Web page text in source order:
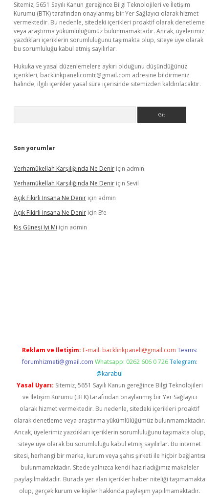
Sitemiz, 5651 Sayılı Kanun gereğince Bilgi Teknolojileri ve İletişim
Kurumu (BTK) tarafından onaylanmış bir Yer Sağlayıcı olarak hizmet
vermektedir. Bu nedenle, sitedeki içerikleri proaktif olarak denetleme
veya araştırma yükümlülüğümüz bulunmamaktadır. Ancak, üyelerimiz
yazdıkları içeriklerin sorumluluğunu taşımakta olup, siteye üye olarak
bu sorumluluğu kabul etmiş sayılırlar.
Hukuka ve yasal düzenlemelere aykırı olduğunu düşündüğünüz
içerikleri, backlinkpanelicomtr@gmail.com adresine bildirmeniz
halinde, ilgili içerikler yasal süre içerisinde sitemizden kaldırılacaktır.
Son yorumlar
Yerhamükellah Karşılığında Ne Denir için admin
Yerhamükellah Karşılığında Ne Denir için Sevil
Açık Fikirli Insana Ne Denir için admin
Açık Fikirli Insana Ne Denir için Efe
Kış Güneşi Iyi Mi için admin
Reklam ve İletişim: E-mail: backlinkpaneli@gmail.com Teams:
forumhizmeti@gmail.com Whatsapp: 0262 606 0 726 Telegram:
@karabul
Yasal Uyarı: Sitemiz, 5651 Sayılı Kanun gereğince Bilgi Teknolojileri
ve İletişim Kurumu (BTK) tarafından onaylanmış bir Yer Sağlayıcı
olarak hizmet vermektedir. Bu nedenle, sitedeki içerikleri proaktif
olarak denetleme veya araştırma yükümlülüğümüz bulunmamaktadır.
Ancak, üyelerimiz yazdıkları içeriklerin sorumluluğunu taşımakta olup,
siteye üye olarak bu sorumluluğu kabul etmiş sayılırlar. Bu internet
sitesi, herhangi bir marka, kurum veya şahıs şirketi ile hiçbir bağlantısı
bulunmamaktadır. Sitede yalnızca kendi hazırladığımız makaleler
paylaşılmaktadır. Burada yer alan içerikler haber niteliği taşımamakta
olup, gerçek kurum ve kişiler hakkında paylaşım yapılmamaktadır.